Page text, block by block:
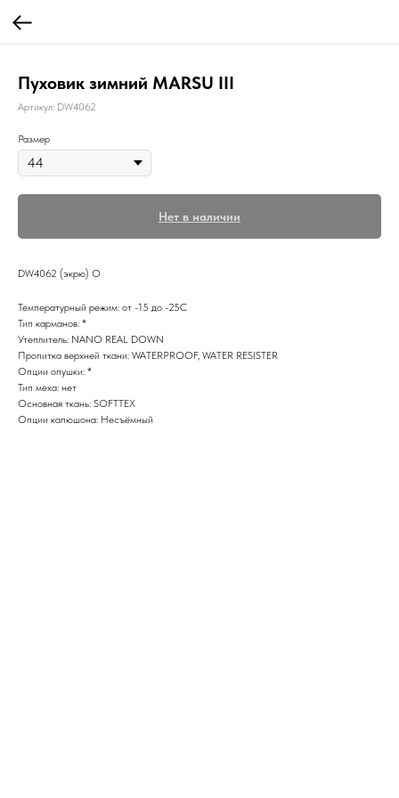
Пуховик зимний MARSU III
Артикул: DW4062
Размер
Нет в наличии
DW4062 (экрю) О
Температурный режим: от -15 до -25С
Тип карманов: *
Утеплитель: NANO REAL DOWN
Пропитка верхней ткани: WATERPROOF, WATER RESISTER
Опции опушки: *
Тип меха: нет
Основная ткань: SOFTTEX
Опции капюшона: Несъёмный